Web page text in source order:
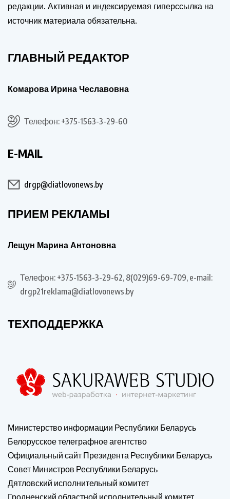
редакции. Активная и индексируемая гиперссылка на
источник материала обязательна.
ГЛАВНЫЙ РЕДАКТОР
Комарова Ирина Чеславовна
Телефон: +375-1563-3-29-60
E-MAIL
drgp@diatlovonews.by
ПРИЕМ РЕКЛАМЫ
Лещун Марина Антоновна
Телефон: +375-1563-3-29-62, 8(029)69-69-709, e-mail:
drgp21reklama@diatlovonews.by
ТЕХПОДДЕРЖКА
Министерство информации Республики Беларусь
Белорусское телеграфное агентство
Официальный сайт Президента Республики Беларусь
Совет Министров Республики Беларусь
Дятловский исполнительный комитет